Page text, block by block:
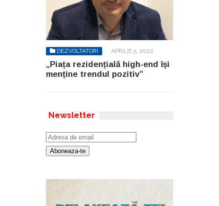
DEZVOLTATORI APRILIE 5, 2022
„Piața rezidențială high-end își
menține trendul pozitiv”
Newsletter